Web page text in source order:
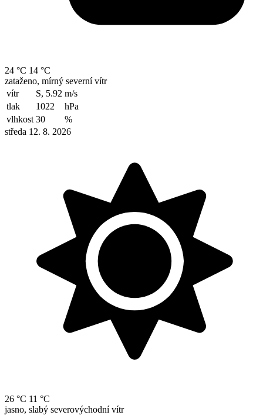
24 °C 14 °C
zataženo, mírný severní vítr
vítr
S, 5.92 m/s
tlak
1022
hPa
vlhkost 30
%
středa 12. 8. 2026
26 °C 11 °C
jasno, slabý severovýchodní vítr